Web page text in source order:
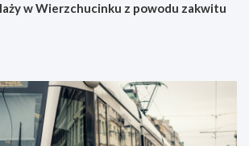
w Wierzchucinku z powodu zakwitu